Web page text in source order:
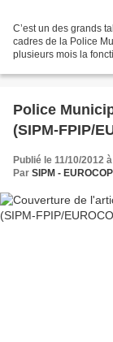
C’est un des grands
cadres de la Police
plusieurs mois la
Police
(SIPM-FPIP/
Publié le 11/10/2012
Par SIPM - EUROCOP